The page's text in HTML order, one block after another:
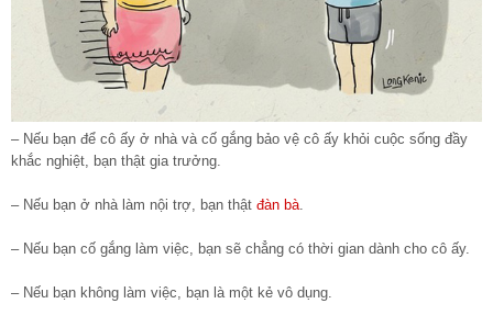
– Nếu bạn để cô ấy ở nhà và cố gắng bảo vệ cô ấy khỏi cuộc sống đầy
khắc nghiệt, bạn thật gia trưởng.
– Nếu bạn ở nhà làm nội trợ, bạn thật đàn bà
– Nếu bạn cố gắng làm việc, bạn sẽ chẳng có thời gian dành cho cô ấy.
– Nếu bạn không làm việc, bạn là một kẻ vô dụng.